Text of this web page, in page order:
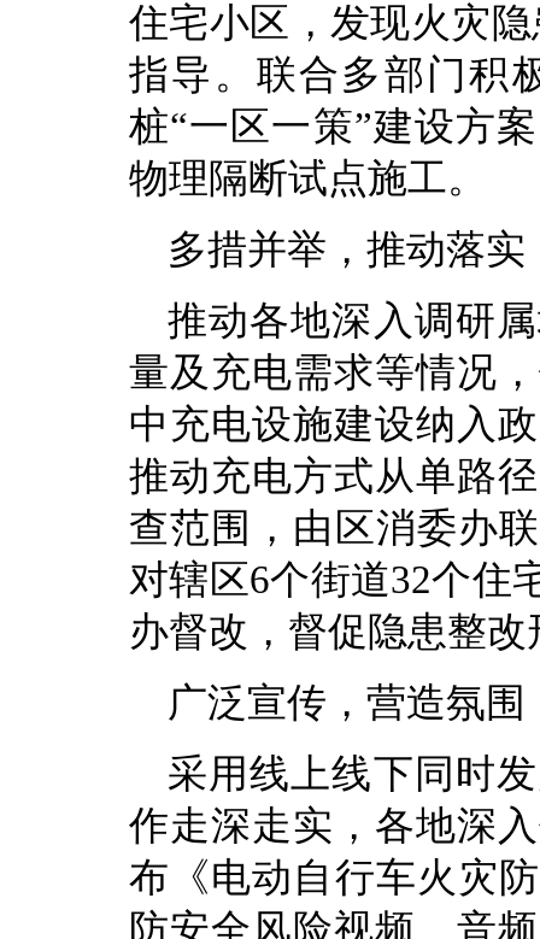
住宅小区，发现火灾
指导。联合多部门积
桩“一区一策”建设方
物理隔断试点施工。
多措并举，推动落实
推动各地深入调研
量及充电需求等情况
中充电设施建设纳入
推动充电方式从单路
查范围，由区消委办
对辖区6个街道32个住
办督改，督促隐患整
广泛宣传，营造氛围
采用线上线下同时
作走深走实，各地深
布《电动自行车火灾
防安全风险视频、音